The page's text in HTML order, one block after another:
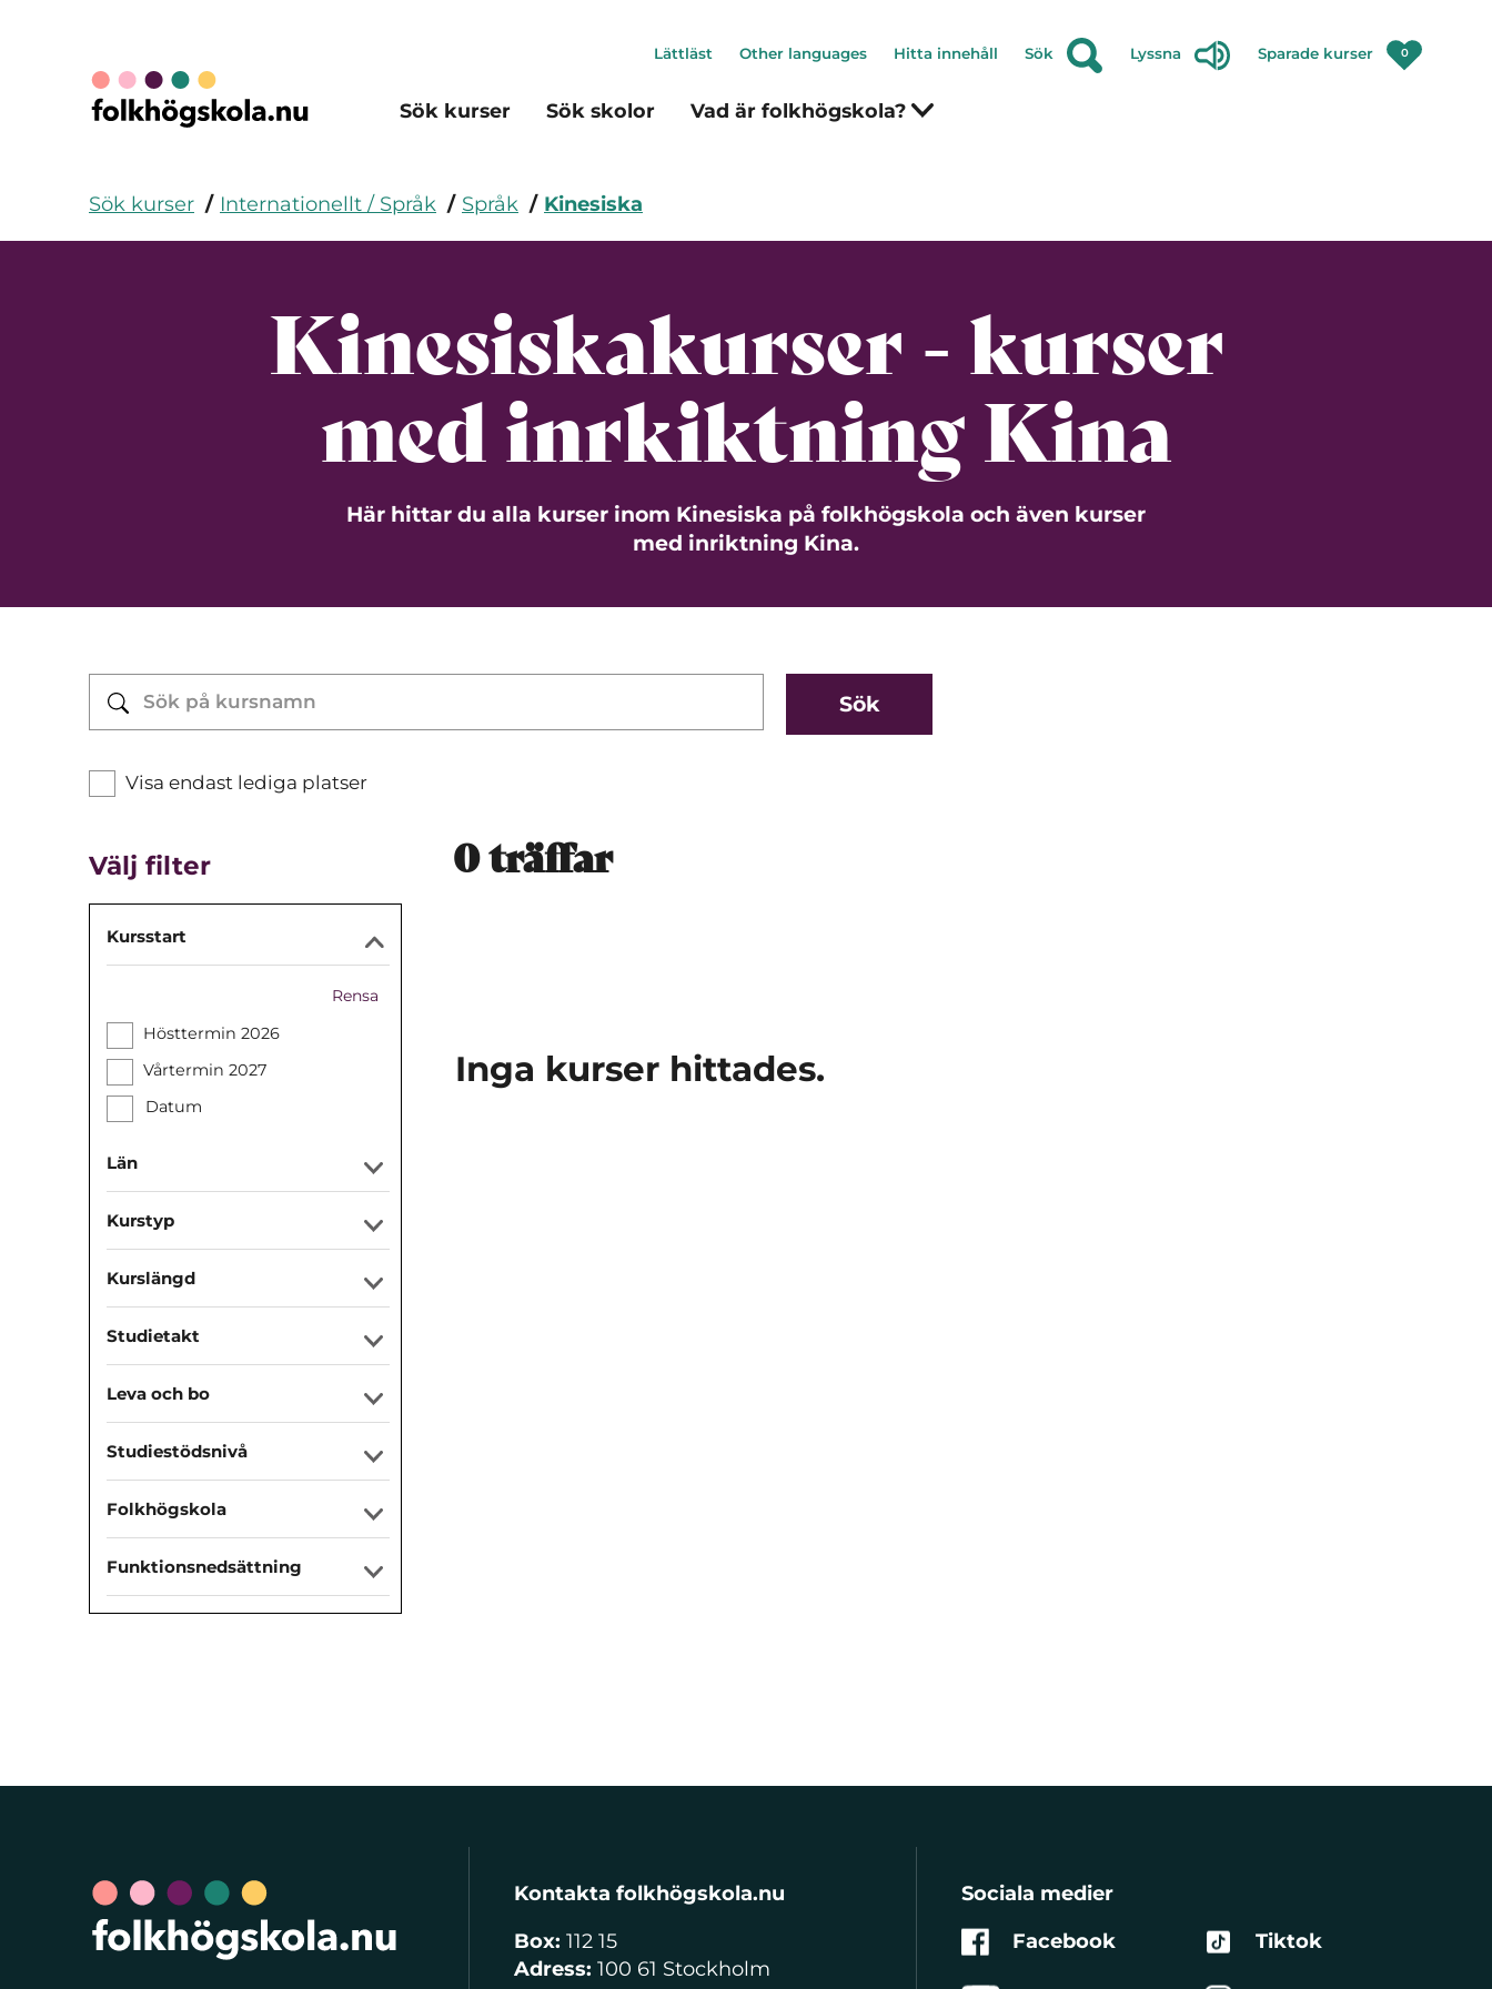
Sök kurser Sök skolor Vad är folkhögskola?
Lättläst Other languages Hitta innehåll Sök Lyssna Sparade kurser 0
Sök kurser Internationellt / Språk Språk Kinesiska
Kinesiskakurser - kurser
med inrkiktning Kina
Här hittar du alla kurser inom Kinesiska på folkhögskola och även kurser
med inriktning Kina.
Visa endast lediga platser
Välj filter 0träffar
Kursstart
Rensa
Hösttermin 2026
Vårtermin 2027
Datum
Län
Kurstyp
Kurslängd
Studietakt
Leva och bo
Studiestödsnivå
Folkhögskola
Funktionsnedsättning
Inga kurser hittades.
Kontakta folkhögskola.nu
Box:112 15
Adress: 100 61 Stockholm
Sociala medier
Facebook
Tiktok